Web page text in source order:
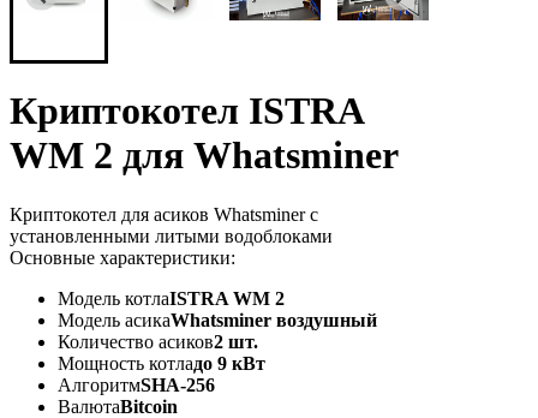
Криптокотел ISTRA
WM 2 для Whatsminer
Криптокотел для асиков Whatsminer с
установленными литыми водоблоками
Основные характеристики:
Модель котлаISTRA WM 2
Модель асикаWhatsminer воздушный
Количество асиков2 шт.
Мощность котладо 9 кВт
АлгоритмSHA-256
ВалютаBitcoin